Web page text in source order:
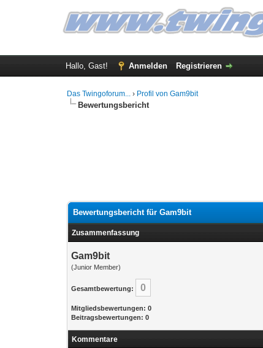
Hallo, Gast! Anmelden Registrieren
Das Twingoforum... › Profil von Gam9bit
Bewertungsbericht
Bewertungsbericht für Gam9bit
Zusammenfassung
Gam9bit
(Junior Member)
Gesamtbewertung: 0
Mitgliedsbewertungen: 0
Beitragsbewertungen: 0
Kommentare